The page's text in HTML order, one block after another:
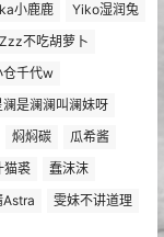
小鹿鹿
Yiko湿润兔
不吃胡萝卜
仓千代w
澜是澜澜叫澜妹呀
焖焖碳
瓜希酱
猫裘
蠢沫沫
Astra
雯妹不讲道理